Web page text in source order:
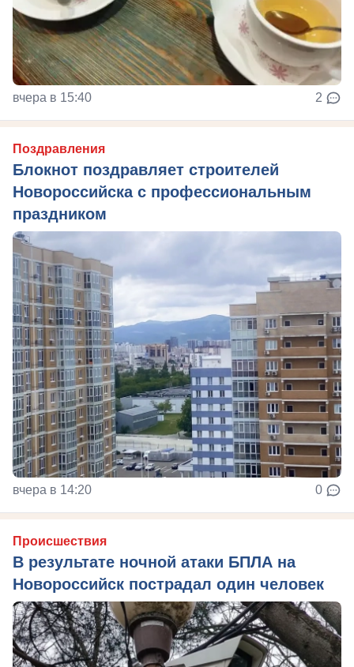
вчера в 15:40 2
Поздравления
Блокнот поздравляет строителей
Новороссийска с профессиональным
праздником
вчера в 14:20 0
Происшествия
В результате ночной атаки БПЛА на
Новороссийск пострадал один человек